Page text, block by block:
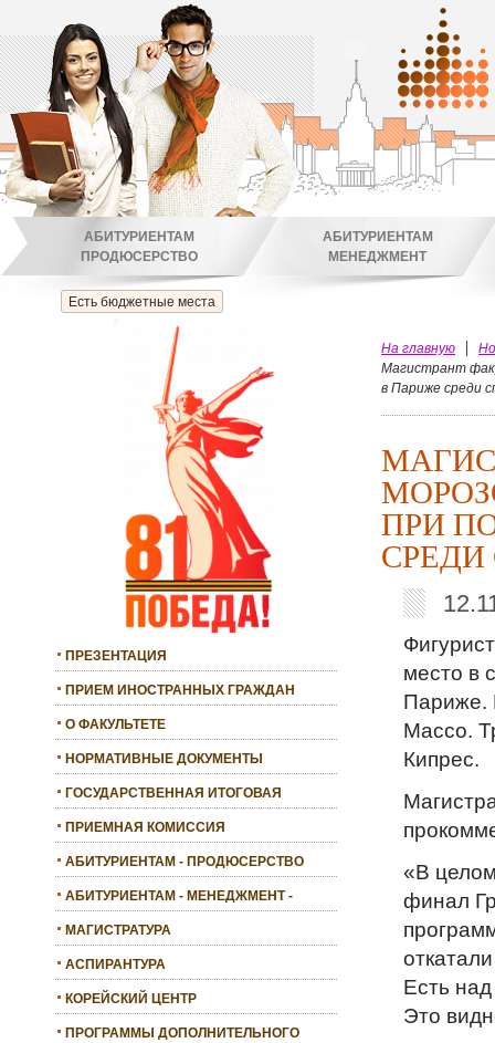
Есть бюджетные места
АБИТУРИЕНТАМ
ПРОДЮСЕРСТВО
АБИТУРИЕНТАМ
МЕНЕДЖМЕНТ
ПРЕЗЕНТАЦИЯ
ПРИЕМ ИНОСТРАННЫХ ГРАЖДАН
О ФАКУЛЬТЕТЕ
НОРМАТИВНЫЕ ДОКУМЕНТЫ
ГОСУДАРСТВЕННАЯ ИТОГОВАЯ
ПРИЕМНАЯ КОМИССИЯ
АБИТУРИЕНТАМ - ПРОДЮСЕРСТВО
АБИТУРИЕНТАМ - МЕНЕДЖМЕНТ -
МАГИСТРАТУРА
АСПИРАНТУРА
КОРЕЙСКИЙ ЦЕНТР
ПРОГРАММЫ ДОПОЛНИТЕЛЬНОГО
На главную
Магистрант
в Париже среди
ПРИ
место в
Париже.
Массо.
Кипрес.
«В
финал
Есть
Это